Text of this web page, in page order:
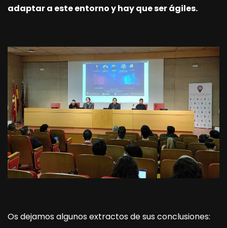
adaptar a este entorno y hay que ser ágiles.
Os dejamos algunos extractos de sus conclusiones: